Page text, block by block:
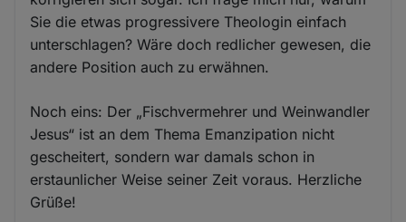
Sie die etwas progressivere Theologin einfach
unterschlagen? Wäre doch redlicher gewesen, die
andere Position auch zu erwähnen.
Noch eins: Der „Fischvermehrer und Weinwandler
Jesus“ ist an dem Thema Emanzipation nicht
gescheitert, sondern war damals schon in
erstaunlicher Weise seiner Zeit voraus. Herzliche
Grüße!